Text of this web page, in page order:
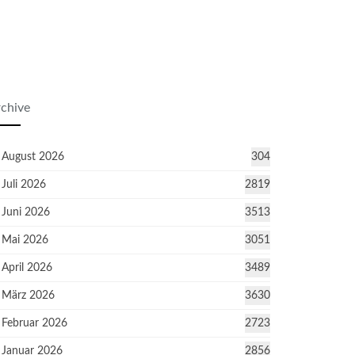
August 2026 304
Juli 2026 2819
Juni 2026 3513
Mai 2026 3051
April 2026 3489
März 2026 3630
Februar 2026 2723
Januar 2026 2856